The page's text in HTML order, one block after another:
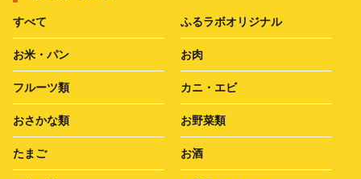
すべて ふるラボオリジナル
お米・パン お肉
フルーツ類 カニ・エビ
おさかな類 お野菜類
たまご お酒